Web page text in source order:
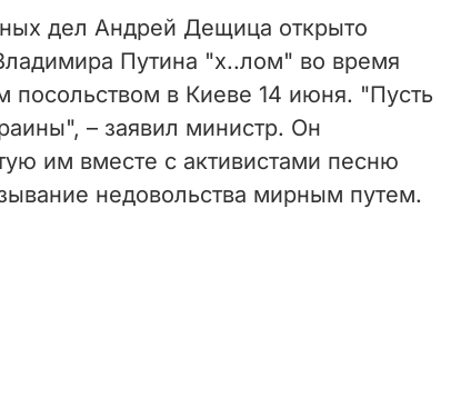
дел Андрей Дещица открыто
Путина "х..лом" во время
посольством в Киеве 14 июня. "Пусть
– заявил министр. Он
им вместе с активистами песню
недовольства мирным путем.